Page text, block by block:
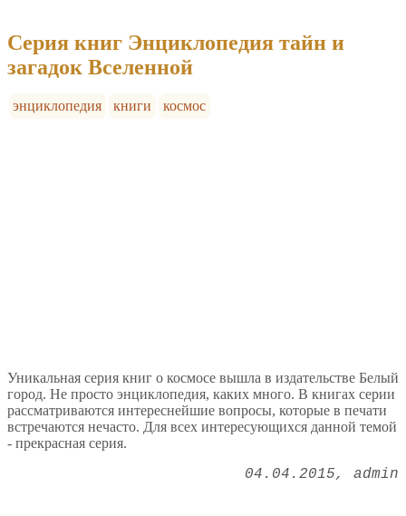
Серия книг Энциклопедия тайн и
загадок Вселенной
энциклопедия книги космос
Уникальная серия книг о космосе вышла в издательстве Белый
город. Не просто энциклопедия, каких много. В книгах серии
рассматриваются интереснейшие вопросы, которые в печати
встречаются нечасто. Для всех интересующихся данной темой
- прекрасная серия.
04.04.2015 admin